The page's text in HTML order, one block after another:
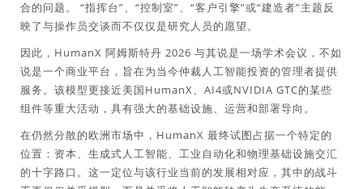
合的问题。 “指挥台”、“控制室”、“客户引擎”或“建造者”主题反
映了与操作员交谈而不仅仅是研究人员的愿望。
因此，HumanX 阿姆斯特丹 2026 与其说是一场学术会议，不如
说是一个商业平台，旨在为当今仲裁人工智能投资的管理者提供
服务。该模型更接近美国HumanX、AI4或NVIDIA GTC的某些
组件等重大活动，具有强大的基础设施、运营和部署导向。
在仍然分散的欧洲市场中，HumanX 最终试图占据一个特定的
位置：资本、生成式人工智能、工业自动化和物理基础设施交汇
的十字路口。这一定位与该行业当前的发展相对应，其中的战斗